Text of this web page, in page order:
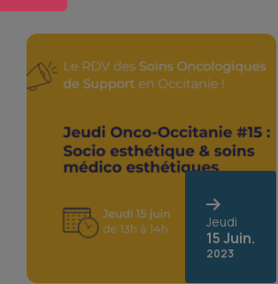
Jeudi
15 Juin.
2023